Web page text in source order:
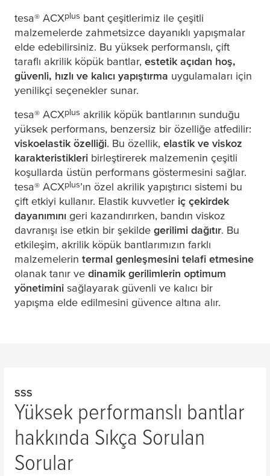
tesa® ACXplus bant çeşitlerimiz ile çeşitli
malzemelerde zahmetsizce dayanıklı yapışmalar
elde edebilirsiniz. Bu yüksek performanslı, çift
taraflı akrilik köpük bantlar, estetik açıdan hoş,
güvenli, hızlı ve kalıcı yapıştırma uygulamaları için
yenilikçi seçenekler sunar.
tesa® ACXplus akrilik köpük bantlarının sunduğu
yüksek performans, benzersiz bir özelliğe atfedilir:
viskoelastik özelliği. Bu özellik, elastik ve viskoz
karakteristikleri birleştirerek malzemenin çeşitli
koşullarda üstün performans göstermesini sağlar.
tesa® ACXplus’ın özel akrilik yapıştırıcı sistemi bu
çift etkiyi kullanır. Elastik kuvvetler iç çekirdek
dayanımını geri kazandırırken, bandın viskoz
davranışı ise etkin bir şekilde gerilimi dağıtır. Bu
etkileşim, akrilik köpük bantlarımızın farklı
malzemelerin termal genleşmesini telafi etmesine
olanak tanır ve dinamik gerilimlerin optimum
yönetimini sağlayarak güvenli ve kalıcı bir
yapışma elde edilmesini güvence altına alır.
SSS
Yüksek performanslı bantlar
hakkında Sıkça Sorulan
Sorular